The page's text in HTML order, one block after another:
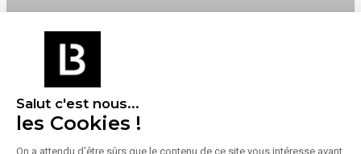
Salut c'est nous...
les Cookies !
On a attendu d'être sûrs que le contenu de ce site vous intéresse avant